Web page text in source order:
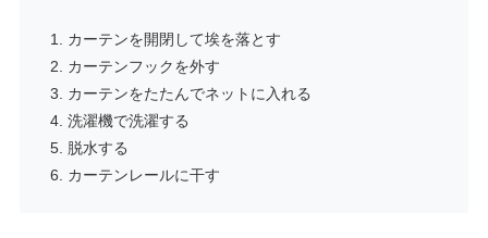
カーテンを開閉して埃を落とす
カーテンフックを外す
カーテンをたたんでネットに入れる
洗濯機で洗濯する
脱水する
カーテンレールに干す